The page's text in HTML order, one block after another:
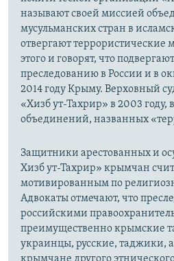
называют своей миссией
мусульманских стран в
отвергают террористические
этого и говорят, что
преследованию в России и в
2014 году Крыму. Верховный
«Хизб ут-Тахрир» в 2003 году,
объединений, названных
Защитники арестованных и
Хизб ут-Тахрир» крымчан
мотивированным по
Адвокаты отмечают, что
российскими
преимущественно крымские
украинцы, русские, таджики,
крымчане другого